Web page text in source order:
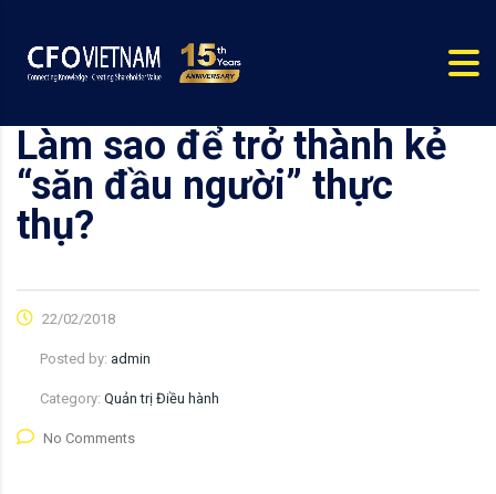
Làm sao để trở thành kẻ
“săn đầu người” thực
thụ?
22/02/2018
Posted by: admin
Category: Quản trị Điều hành
No Comments